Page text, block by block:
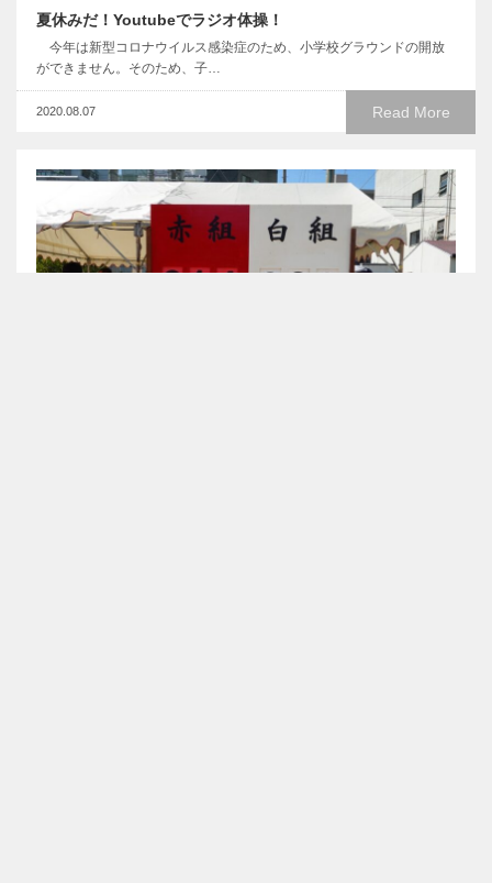
夏休みだ！Youtubeでラジオ体操！
今年は新型コロナウイルス感染症のため、小学校グラウンドの開放
ができません。そのため、子…
Read More
2020.08.07